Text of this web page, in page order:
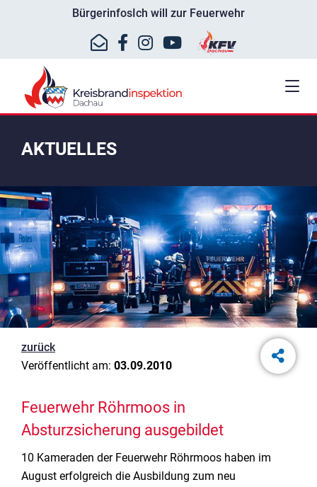
BürgerinfosIch will zur Feuerwehr
AKTUELLES
zurück
Veröffentlicht am: 03.09.2010
Feuerwehr Röhrmoos in
Absturzsicherung ausgebildet
10 Kameraden der Feuerwehr Röhrmoos haben im
August erfolgreich die Ausbildung zum neu